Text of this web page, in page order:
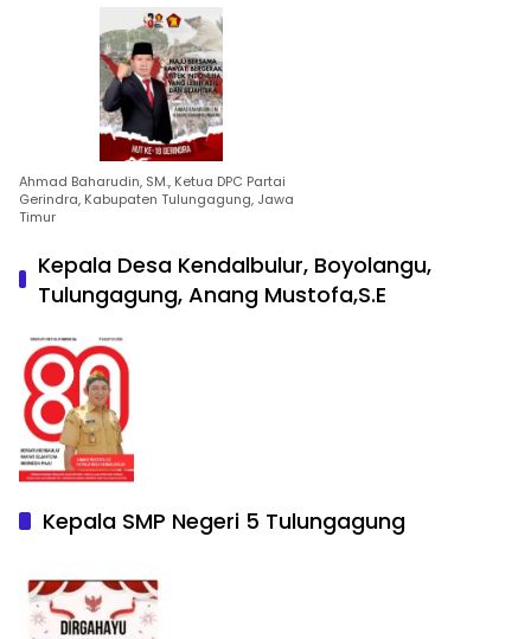
Ahmad Baharudin, SM., Ketua DPC Partai
Gerindra, Kabupaten Tulungagung, Jawa
Timur
Kepala Desa Kendalbulur, Boyolangu,
Tulungagung, Anang Mustofa,S.E
Kepala SMP Negeri 5 Tulungagung